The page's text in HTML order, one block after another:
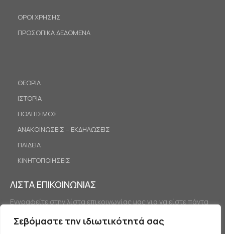
Σεβόμαστε την ιδιωτικότητά σας
ΟΡΟΙ ΧΡΗΣΗΣ
ΠΡΟΣΩΠΙΚΑ ΔΕΔΟΜΕΝΑ
ΘΕΩΡΙΑ
ΙΣΤΟΡΙΑ
ΠΟΛΙΤΙΣΜΟΣ
ΑΝΑΚΟΙΝΩΣΕΙΣ – ΕΚΔΗΛΩΣΕΙΣ
ΠΑΙΔΕΙΑ
ΚΙΝΗΤΟΠΟΙΗΣΕΙΣ
ΛΙΣΤΑ ΕΠΙΚΟΙΝΩΝΙΑΣ
Εγγραφείτε στην λίστα επικοινωνίας μας για να είστε πάντα